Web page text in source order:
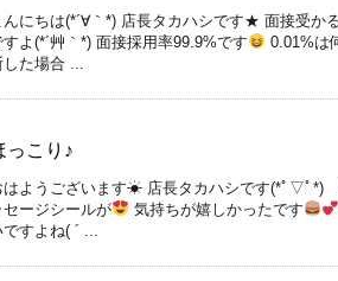
んにちは(*´∀｀*) 店長タカハシです★ 面接受か
すよ(*´艸｀*) 面接採用率99.9%です
0.01%は
した場合 ...
っこり♪
はようございます☀ 店長タカハシです(*ﾟ▽ﾟ*)
セージシールが
気持ちが嬉しかったです
ですよね( ´ ...